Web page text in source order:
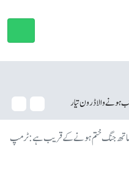
سام سنگ نے اینڈرائیڈ
جنگ ختم ہونے کے قریب ہے: ٹرمپ